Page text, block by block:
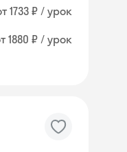
1733 ₽ / урок
1880 ₽ / урок